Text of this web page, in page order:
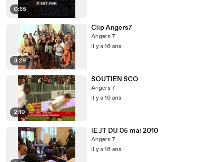
0:55
3:29
Clip Angers7
Angers 7
il y a 16 ans
2:19
SOUTIEN SCO
Angers 7
il y a 16 ans
lE JT DU 05 mai 2010
Angers 7
il y a 16 ans